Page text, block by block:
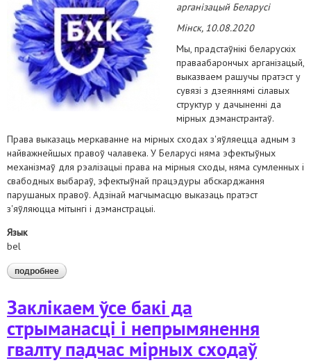
арганізацый Беларусі
Мінск, 10.08.2020
Мы, прадстаўнікі беларускіх
праваабарончых арганізацый,
выказваем рашучы пратэст у
сувязі з дзеяннямі сілавых
структур у дачыненні да
мірных дэманстрантаў.
Права выказаць меркаванне на мірных сходах з'яўляецца адным з
найважнейшых правоў чалавека. У Беларусі няма эфектыўных
механізмаў для рэалізацыі права на мірныя сходы, няма сумленных і
свабодных выбараў, эфектыўнай працэдуры абскарджання
парушаных правоў. Адзінай магчымасцю выказаць пратэст
з'яўляюцца мітынгі і дэманстрацыі.
Язык
bel
подробнее о праваабаронцы заклікаюць спыніць затрымліваць,
ужываць сілу і спецсродкі ў дачыненні да мірных грамадзян
Заклікаем ўсе бакі да
стрыманасці і непрымянення
гвалту падчас мірных сходаў